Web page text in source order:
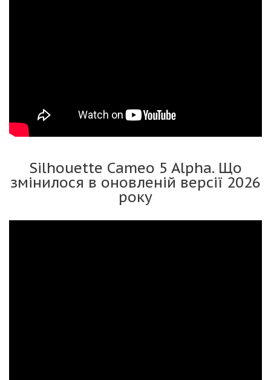
Silhouette Cameo 5 Alpha. Що
змінилося в оновленій версії 2026
року